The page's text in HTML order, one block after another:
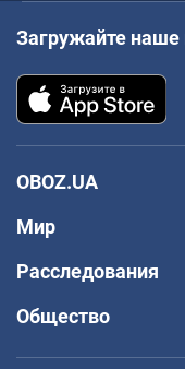
Загружайте
OBOZ.UA
Мир
Расследования
Общество